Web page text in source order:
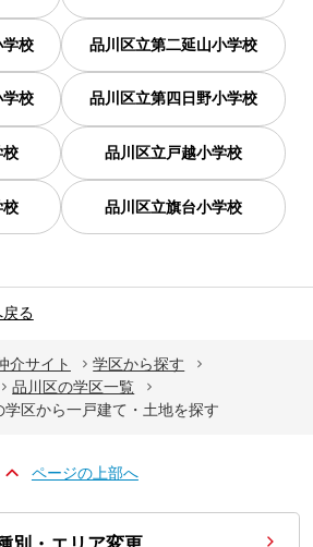
校 品川区立第二延山小学校
校 品川区立第四日野小学校
校 品川区立戸越小学校
校 品川区立旗台小学校
る
介サイト
学区から探す
品川区の学区一覧
区から一戸建て・土地を探す
ページの上部へ